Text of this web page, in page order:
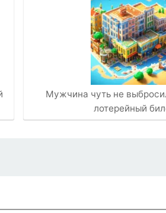
Мужчина чуть не
лотерейный